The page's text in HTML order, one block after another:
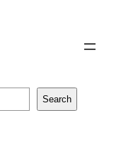
Search